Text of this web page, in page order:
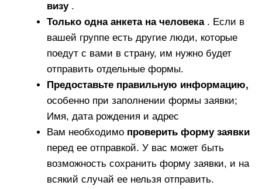
визу.
Только одна анкета на человека. Если в
вашей группе есть другие люди, которые
поедут с вами в страну, им нужно будет
отправить отдельные формы.
Предоставьте правильную информацию,
особенно при заполнении формы заявки;
Имя, дата рождения и адрес
Вам необходимо проверить форму заявки
перед ее отправкой. У вас может быть
возможность сохранить форму заявки, и на
всякий случай ее нельзя отправить.